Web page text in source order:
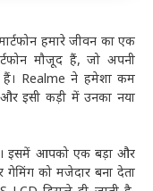
हमारे जीवन का एक
मौजूद हैं, जो अपनी
हैं। Realme ने हमेशा कम
इसी कड़ी में उनका नया
इसमें आपको एक बड़ा और
गेमिंग को मजेदार बना देता